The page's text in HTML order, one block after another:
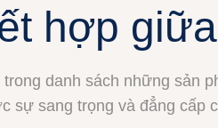
hợp
trong danh sách những sản
sự sang trọng và đẳng cấp